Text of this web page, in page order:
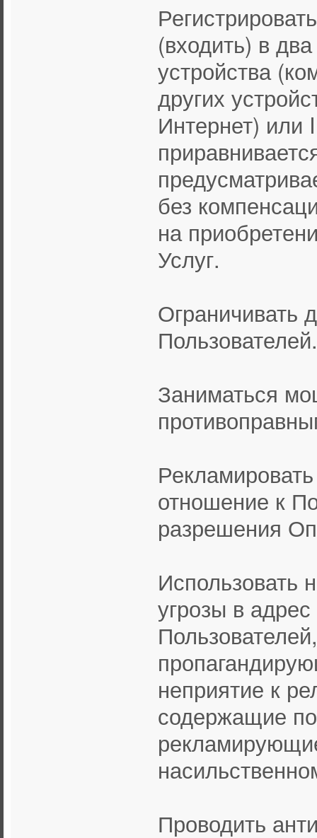
(входить) в
устройства
других
Интернет) или
без
на
Услуг.
Ограничивать
Пользователей.
Заниматься
отношение к
разрешения
Использовать
угрозы в
неприятие к
содержащие
Проводить